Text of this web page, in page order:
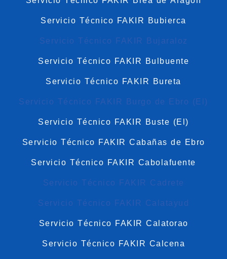
Servicio Técnico FAKIR Bubierca
Servicio Técnico FAKIR Bujaraloz
Servicio Técnico FAKIR Bulbuente
Servicio Técnico FAKIR Bureta
Servicio Técnico FAKIR Burgo de Ebro (El)
Servicio Técnico FAKIR Buste (El)
Servicio Técnico FAKIR Cabañas de Ebro
Servicio Técnico FAKIR Cabolafuente
Servicio Técnico FAKIR Cadrete
Servicio Técnico FAKIR Calatayud
Servicio Técnico FAKIR Calatorao
Servicio Técnico FAKIR Calcena